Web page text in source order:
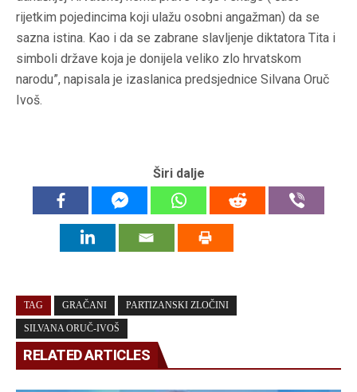
rijetkim pojedincima koji ulažu osobni angažman) da se
sazna istina. Kao i da se zabrane slavljenje diktatora Tita i
simboli države koja je donijela veliko zlo hrvatskom
narodu”, napisala je izaslanica predsjednice Silvana Oruč
Ivoš.
Širi dalje
TAG GRAČANI PARTIZANSKI ZLOČINI
SILVANA ORUČ-IVOŠ
RELATED ARTICLES